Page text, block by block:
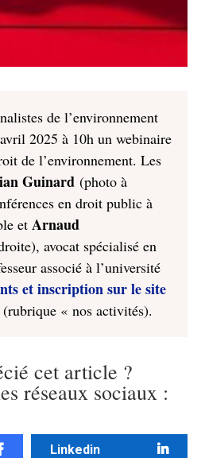
de l’environnement
2025 à 10h un webinaire
de l’environnement. Les
Guinard(photo à
en droit public à
etArnaud
avocat spécialisé en
associé à l’université
et inscription sur le site
(rubrique « nos activités).
cet article ?
réseaux sociaux :
Linkedin